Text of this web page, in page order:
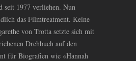
seit 1977 verliehen. Nun
das Filmtreatment. Keine
von Trotta setzte sich mit
Drehbuch auf den
für Biografien wie «Hannah